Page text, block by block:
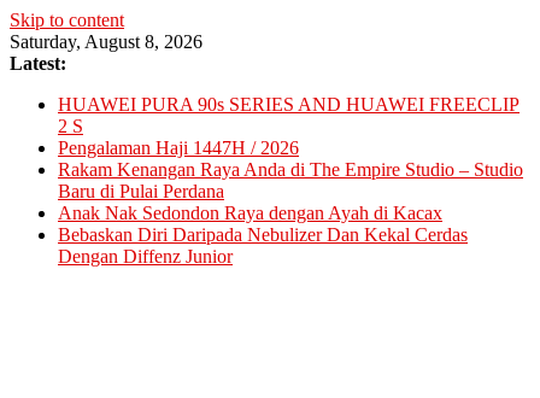
Skip to content
Saturday, August 8, 2026
Latest:
HUAWEI PURA 90s SERIES AND HUAWEI FREECLIP
2 S
Pengalaman Haji 1447H / 2026
Rakam Kenangan Raya Anda di The Empire Studio – Studio
Baru di Pulai Perdana
Anak Nak Sedondon Raya dengan Ayah di Kacax
Bebaskan Diri Daripada Nebulizer Dan Kekal Cerdas
Dengan Diffenz Junior